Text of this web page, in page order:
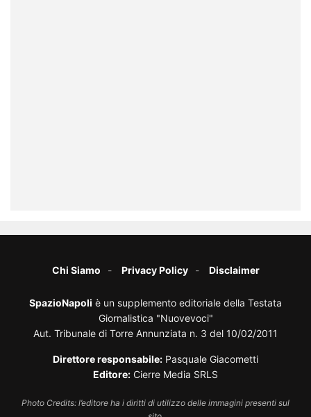
Chi Siamo Privacy Policy Disclaimer
SpazioNapoli è un supplemento editoriale della Testata
Giornalistica "Nuovevoci"
Aut. Tribunale di Torre Annunziata n. 3 del 10/02/2011
Direttore responsabile: Pasquale Giacometti
Editore: Cierre Media SRLS
Photo Credits: l’editore ha i diritti di utilizzo delle immagini presenti sul